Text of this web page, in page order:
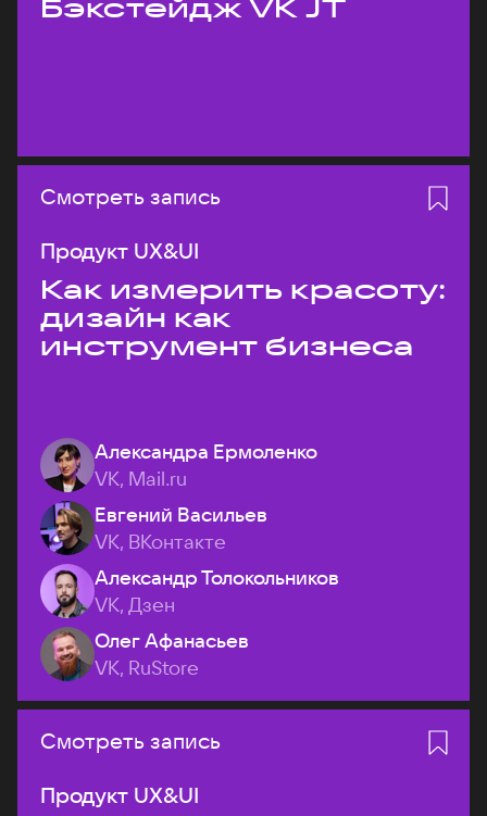
Бэкстейдж VK JT
Смотреть запись
Продукт UX&UI
Как измерить красоту:
дизайн как
инструмент бизнеса
Александра Ермоленко
VK, Mail.ru
Евгений Васильев
VK, ВКонтакте
Александр Толокольников
VK, Дзен
Олег Афанасьев
VK, RuStore
Смотреть запись
Продукт UX&UI